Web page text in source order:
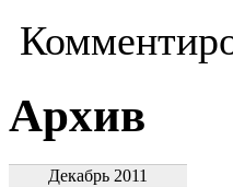
Архив
Декабрь 2011